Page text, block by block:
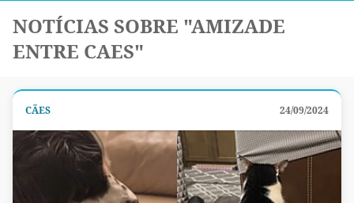
NOTÍCIAS SOBRE "AMIZADE
ENTRE CAES"
CÃES 24/09/2024